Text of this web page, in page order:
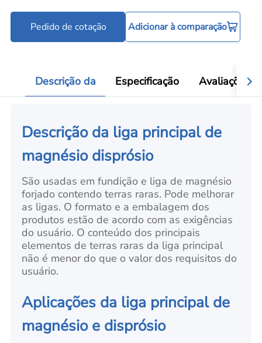
Pedido de cotação Adicionar à comparação
Descrição da Especificação Avaliações
Descrição da liga principal de
magnésio disprósio
São usadas em fundição e liga de magnésio
forjado contendo terras raras. Pode melhorar
as ligas. O formato e a embalagem dos
produtos estão de acordo com as exigências
do usuário. O conteúdo dos principais
elementos de terras raras da liga principal
não é menor do que o valor dos requisitos do
usuário.
Aplicações da liga principal de
magnésio e disprósio